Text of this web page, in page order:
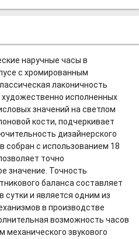
наручные часы в
с хромированным
лаконичность
исполненных
значений на светлом
кости, подчеркивает
дизайнерского
с использованием 18
точно
значение. Точность
баланса составляет
сутки и является одним из
в производстве
возможность часов
механического звукового